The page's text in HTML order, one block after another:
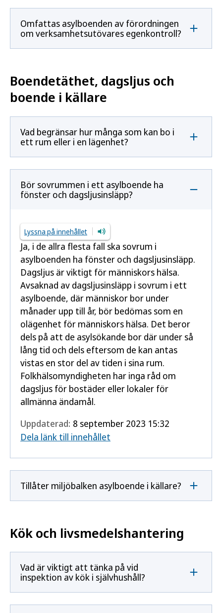
Omfattas asylboenden av förordningen
om verksamhetsutövares egenkontroll?
Boendetäthet, dagsljus och
boende i källare
Vad begränsar hur många som kan bo i
ett rum eller i en lägenhet?
Bör sovrummen i ett asylboende ha
fönster och dagsljusinsläpp?
Lyssna på innehållet
Ja, i de allra flesta fall ska sovrum i
asylboenden ha fönster och dagsljusinsläpp.
Dagsljus är viktigt för människors hälsa.
Avsaknad av dagsljusinsläpp i sovrum i ett
asylboende, där människor bor under
månader upp till år, bör bedömas som en
olägenhet för människors hälsa. Det beror
dels på att de asylsökande bor där under så
lång tid och dels eftersom de kan antas
vistas en stor del av tiden i sina rum.
Folkhälsomyndigheten har inga råd om
dagsljus för bostäder eller lokaler för
allmänna ändamål.
Uppdaterad: 8 september 2023 15:32
Dela länk till innehållet
Tillåter miljöbalken asylboende i källare?
Kök och livsmedelshantering
Vad är viktigt att tänka på vid
inspektion av kök i självhushåll?